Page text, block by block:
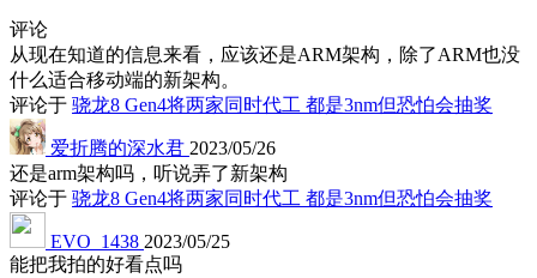
评论
从现在知道的信息来看，应该还是ARM架构，除了ARM也没
什么适合移动端的新架构。
评论于 骁龙8 Gen4将两家同时代工 都是3nm但恐怕会抽奖
爱折腾的深水君 2023/05/26
还是arm架构吗，听说弄了新架构
评论于 骁龙8 Gen4将两家同时代工 都是3nm但恐怕会抽奖
EVO_1438 2023/05/25
能把我拍的好看点吗